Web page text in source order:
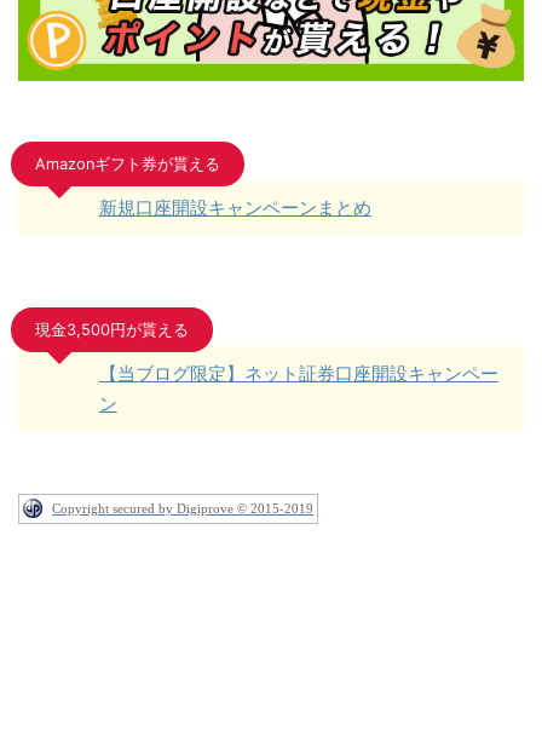
Amazonギフト券が貰える
新規口座開設キャンペーンまとめ
現金3,500円が貰える
【当ブログ限定】ネット証券口座開設キャンペー
ン
Copyright secured by Digiprove © 2015-2019